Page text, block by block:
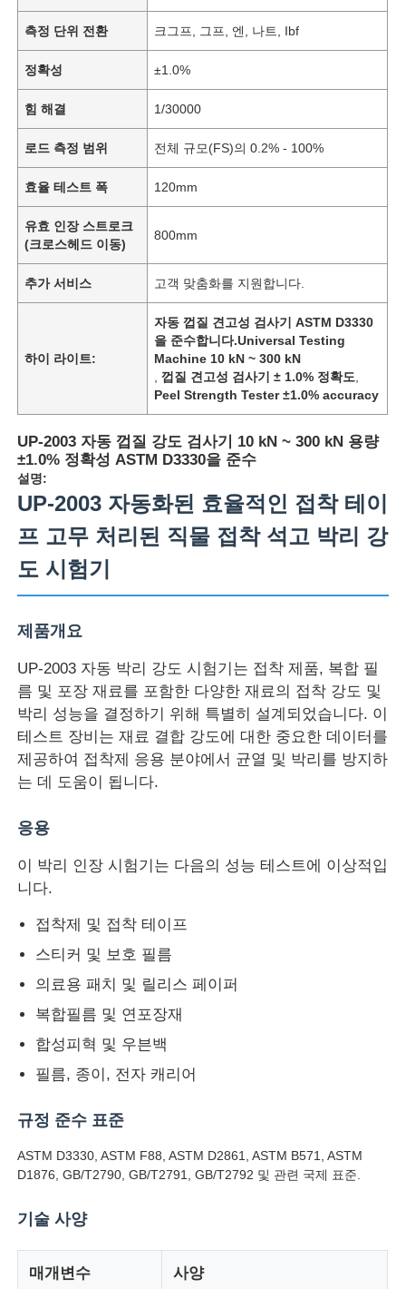
홈
회사 소개
공장 투어
품질 관리
연락처
연구소 시험 장비
환경 테스트 챔버
범용 테스트 머신
측정 단위 전환 크그프, 그프, 엔, 나트, Ibf
정확성 ±1.0%
힘 해결 1/30000
로드 측정 범위 전체 규모(FS)의 0.2% - 100%
효율 테스트 폭 120mm
유효 인장 스트로크
(크로스헤드 이동)
800mm
추가 서비스 고객 맞춤화를 지원합니다.
하이 라이트:
자동 껍질 견고성 검사기 ASTM D3330
을 준수합니다.Universal Testing
Machine 10 kN ~ 300 kN
,껍질 견고성 검사기 ± 1.0% 정확도
Peel Strength Tester ±1.0% accuracy
UP-2003 자동 껍질 강도 검사기 10 kN ~ 300 kN 용량
±1.0% 정확성 ASTM D3330을 준수
설명:
UP-2003 자동화된 효율적인 접착 테이
프 고무 처리된 직물 접착 석고 박리 강
도 시험기
제품개요
UP-2003 자동 박리 강도 시험기는 접착 제품, 복합 필
름 및 포장 재료를 포함한 다양한 재료의 접착 강도 및
박리 성능을 결정하기 위해 특별히 설계되었습니다. 이
테스트 장비는 재료 결합 강도에 대한 중요한 데이터를
제공하여 접착제 응용 분야에서 균열 및 박리를 방지하
는 데 도움이 됩니다.
응용
이 박리 인장 시험기는 다음의 성능 테스트에 이상적입
니다.
접착제 및 접착 테이프
스티커 및 보호 필름
의료용 패치 및 릴리스 페이퍼
복합필름 및 연포장재
합성피혁 및 우븐백
필름, 종이, 전자 캐리어
규정 준수 표준
ASTM D3330, ASTM F88, ASTM D2861, ASTM B571, ASTM
D1876, GB/T2790, GB/T2791, GB/T2792 및 관련 국제 표준.
기술 사양
매개변수 사양